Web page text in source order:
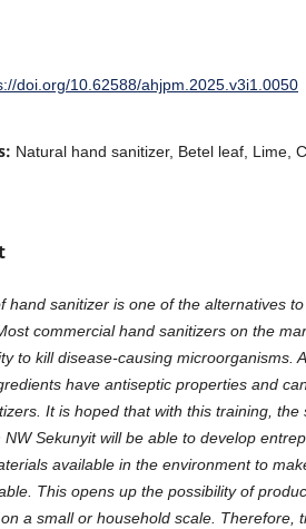
doi.org/10.62588/ahjpm.2025.v3i1.0050
Natural hand sanitizer, Betel leaf, Lime,
hand sanitizer is one of the alternatives
commercial hand sanitizers on the
to kill disease-causing microorganisms.
have antiseptic properties and
It is hoped that with this training, the
NW Sekunyit will be able to develop
available in the environment to
This opens up the possibility of
a small or household scale. Therefore,